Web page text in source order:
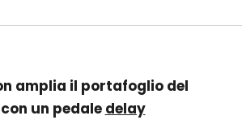
amplia il portafoglio del
un pedale delay